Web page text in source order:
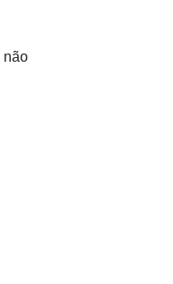
não